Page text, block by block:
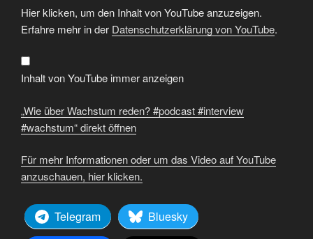
„Wie
über
Wachstum
reden?
#interview
#wachstum“
von
YouTube
Hier klicken, um den Inhalt von YouTube anzuzeigen.
Erfahre mehr in der Datenschutzerklärung von YouTube.
Inhalt von YouTube immer anzeigen
„Wie über Wachstum reden? #podcast #interview
#wachstum“ direkt öffnen
Für mehr Informationen oder um das Video auf YouTube
anzuschauen, hier klicken.
Telegram
Bluesky